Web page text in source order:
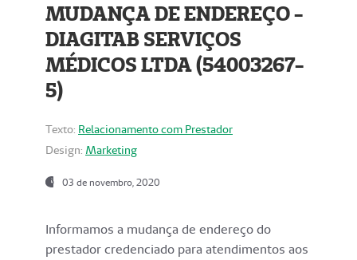
MUDANÇA DE ENDEREÇO -
DIAGITAB SERVIÇOS
MÉDICOS LTDA (54003267-
5)
Texto: Relacionamento com Prestador
Design: Marketing
03 de novembro, 2020
Informamos a mudança de endereço do
prestador credenciado para atendimentos aos